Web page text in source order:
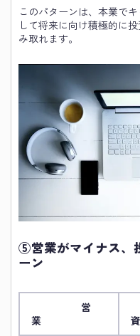
このパターンは、本業で
して将来に向け積極的に
み取れます。
⑤営業がマイナス、
ーン
営
業